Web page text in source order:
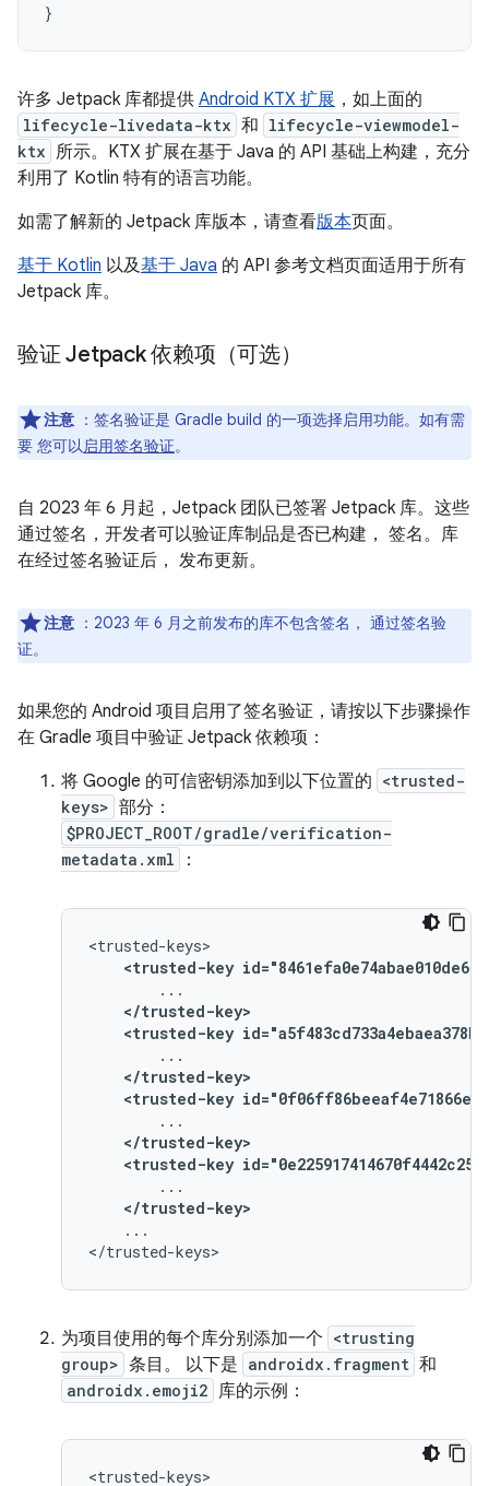
}
许多 Jetpack 库都提供 Android KTX 扩展 ，如上面的
lifecycle-livedata-ktx 和 lifecycle-viewmodel-
ktx 所示。KTX 扩展在基于 Java 的 API 基础上构建，充分
利用了 Kotlin 特有的语言功能。
如需了解新的 Jetpack 库版本，请查看版本页面。
基于 Kotlin 以及基于 Java 的 API 参考文档页面适用于所有
Jetpack 库。
验证 Jetpack 依赖项（可选）
注意 ：签名验证是 Gradle build 的一项选择启用功能。如有需
要 您可以启用签名验证。
自 2023 年 6 月起，Jetpack 团队已签署 Jetpack 库。这些
通过签名，开发者可以验证库制品是否已构建， 签名。库
在经过签名验证后， 发布更新。
注意 ：2023 年 6 月之前发布的库不包含签名， 通过签名验
证。
如果您的 Android 项目启用了签名验证，请按以下步骤操作
在 Gradle 项目中验证 Jetpack 依赖项：
将 Google 的可信密钥添加到以下位置的 <trusted-
keys> 部分：
$PROJECT_ROOT/gradle/verification-
metadata.xml
：
<trusted-key
</trusted-key>
<trusted-key
</trusted-key>
<trusted-key
</trusted-key>
<trusted-key
</trusted-key>
...
为项目使用的每个库分别添加一个 <trusting
group> 条目。 以下是 androidx.fragment 和
androidx.emoji2 库的示例：